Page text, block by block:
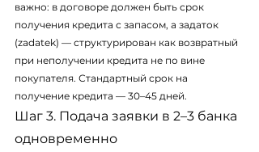
важно: в договоре должен быть срок
получения кредита с запасом, а задаток
(zadatek) — структурирован как возвратный
при неполучении кредита не по вине
покупателя. Стандартный срок на
получение кредита — 30–45 дней.
Шаг 3. Подача заявки в 2–3 банка
одновременно